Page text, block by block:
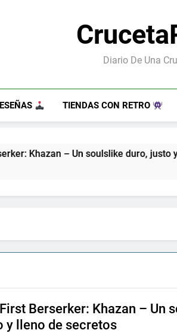
Diario De Una
TIENDAS CON RETRO
duro, justo y lleno de secretos
Berserker: Khazan – Un
y lleno de secretos